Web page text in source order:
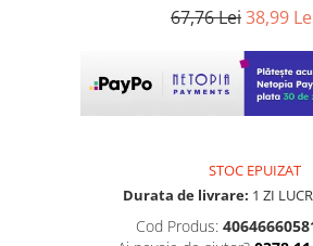
67,76 Lei38,99
STOC EPUIZAT
Durata de livrare: 1 ZI
Cod Produs: